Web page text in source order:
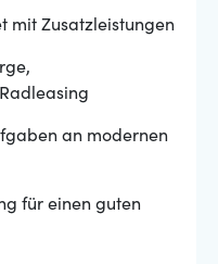
mit Zusatzleistungen
an modernen
für einen guten